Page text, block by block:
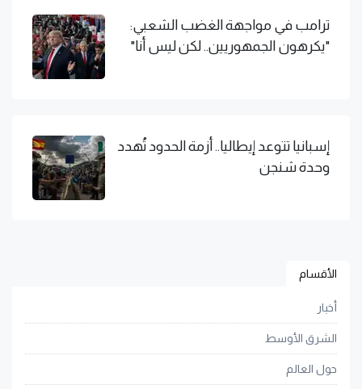
ترامب في مواجهة الغضب الشعبي:
"يكرهون الجمهوريين.. لكن ليس أنا"
إسبانيا تتوعد إيطاليا.. أزمة الحدود تُهدد
وحدة شنجن
الأقسام
أخبار
الشرق الأوسط
حول العالم